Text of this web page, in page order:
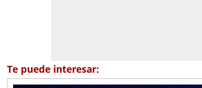
Te puede interesar: